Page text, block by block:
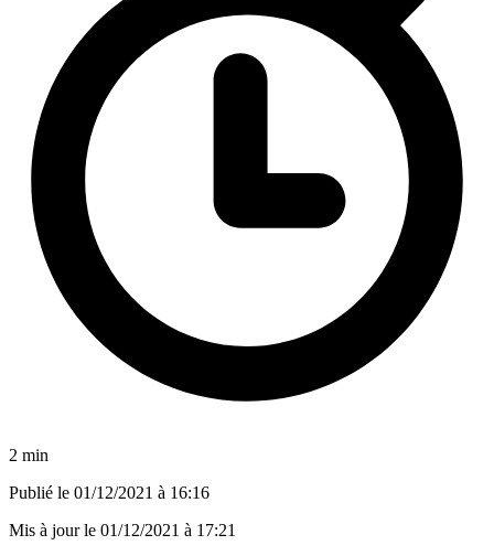
2 min
Publié le 01/12/2021 à 16:16
Mis à jour le 01/12/2021 à 17:21